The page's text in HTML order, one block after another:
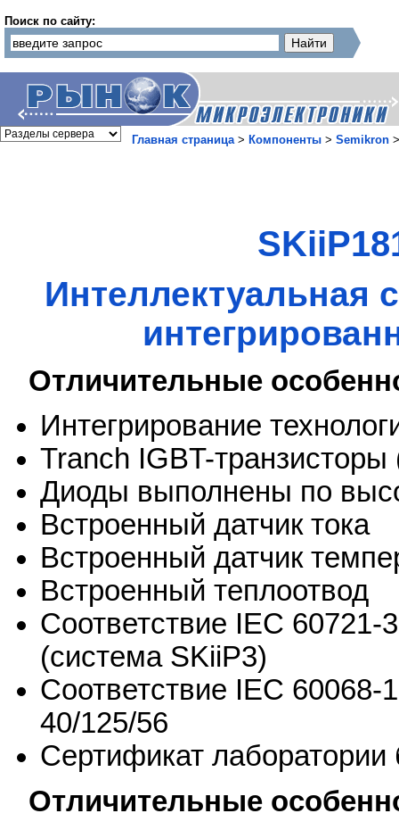
Поиск по сайту:
Главная страница> Компоненты > Semikron
Интеллектуальная
Отличительные
Интегрирование
Tranch IGBT-
Диоды выполнены по
Встроенный датчик тока
Встроенный датчик
Встроенный теплоотвод
Соответствие IEC 60721-
(система SKiiP3)
Соответствие IEC 60068-
40/125/56
Сертификат лаборатории
Отличительные